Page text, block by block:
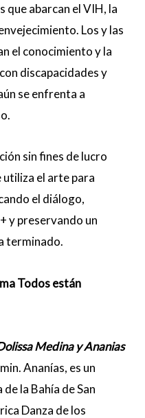
que abarcan el VIH, la
Los y las
el conocimiento y la
discapacidades y
se enfrenta a
sin fines de lucro
utiliza el arte para
el diálogo,
y preservando un
terminado.
Todos están
Medina y Ananias
Ananías, es un
la Bahía de San
Danza de los